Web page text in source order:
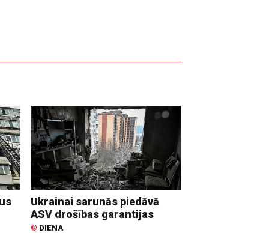
Ukrainai sarunās piedāvā
ASV drošības garantijas
© DIENA